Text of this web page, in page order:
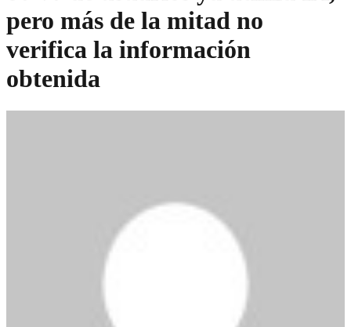
pero más de la mitad no
verifica la información
obtenida